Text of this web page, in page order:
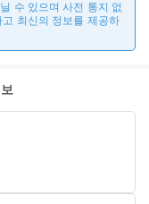
수 있으며 사전 통지 없
최신의 정보를 제공하